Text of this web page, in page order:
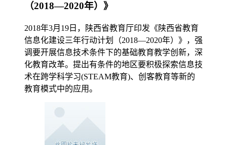
（2018—2020年）》
2018年3月19日，陕西省教育厅印发《陕西省教育
信息化建设三年行动计划（2018—2020年）》，强
调要开展信息技术条件下的基础教育教学创新，深
化教育改革。提出有条件的地区要积极探索信息技
术在跨学科学习(STEAM教育)、创客教育等新的
教育模式中的应用。